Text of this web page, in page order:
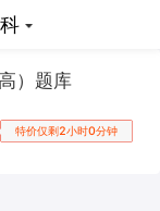
）题库
特价仅剩2小时0分钟